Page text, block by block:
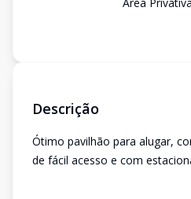
Descrição
Ótimo pavilhão para alugar,
de fácil acesso e com